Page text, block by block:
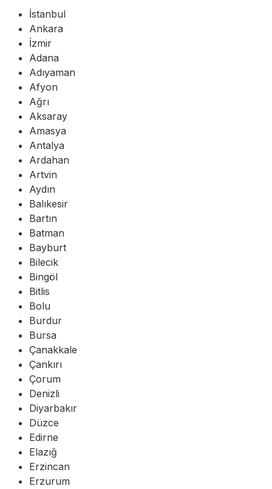
İstanbul
Ankara
İzmir
Adana
Adıyaman
Afyon
Ağrı
Aksaray
Amasya
Antalya
Ardahan
Artvin
Aydın
Balıkesir
Bartın
Batman
Bayburt
Bilecik
Bingöl
Bitlis
Bolu
Burdur
Bursa
Çanakkale
Çankırı
Çorum
Denizli
Diyarbakır
Düzce
Edirne
Elazığ
Erzincan
Erzurum